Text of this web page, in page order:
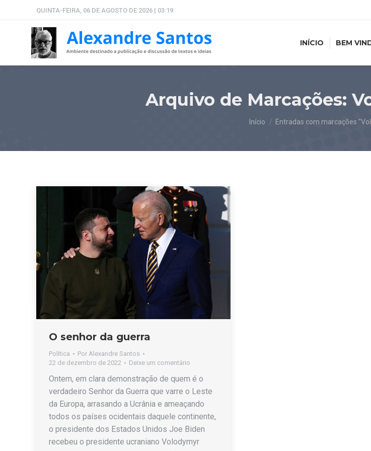
QUINTA-FEIRA, 06 DE AGOSTO DE 2026 | 03:19
INÍCIO BEM
Arquivo de Marcações:
Você está aqui:
Início Entradas com marcações
O senhor da guerra
Política Por Alexandre Santos
22 de dezembro de 2022
Deixe um comentário
Ontem, em clara demonstração de quem é o
verdadeiro Senhor da Guerra que varre o Leste
da Europa, arrasando a Ucrânia e ameaçando
todos os países ocidentais daquele continente,
o presidente dos Estados Unidos Joe Biden
recebeu o presidente ucraniano Volodymyr